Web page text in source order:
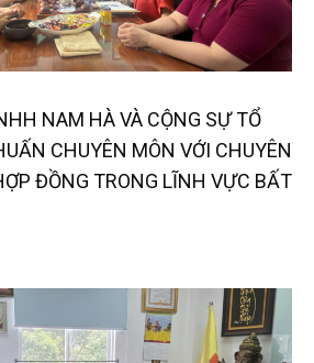
NAM HÀ VÀ CỘNG SỰ TỔ
CHUYÊN MÔN VỚI CHUYÊN
ĐỒNG TRONG LĨNH VỰC BẤT